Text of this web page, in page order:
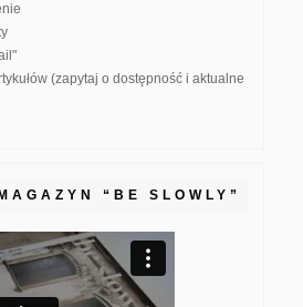
(zapytaj o dostępność i aktualne
“BE SLOWLY”